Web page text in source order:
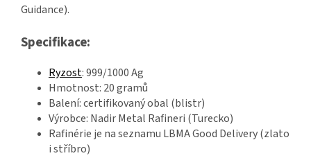
Guidance).
Specifikace:
Ryzost: 999/1000 Ag
Hmotnost: 20 gramů
Balení: certifikovaný obal (blistr)
Výrobce: Nadir Metal Rafineri (Turecko)
Rafinérie je na seznamu LBMA Good Delivery (zlato
i stříbro)